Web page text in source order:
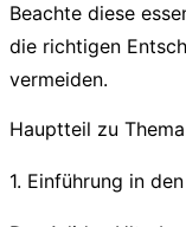
Beachte diese
die richtigen
vermeiden.
Hauptteil zu
1. Einführung in